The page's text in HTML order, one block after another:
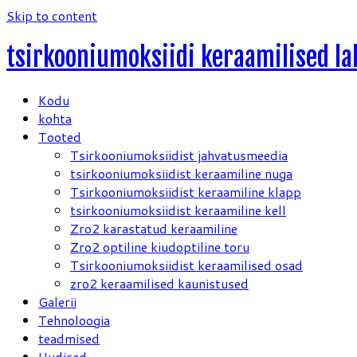
Skip to content
tsirkooniumoksiidi keraamilised
Kodu
kohta
Tooted
Tsirkooniumoksiidist jahvatusmeedia
tsirkooniumoksiidist keraamiline nuga
Tsirkooniumoksiidist keraamiline klapp
tsirkooniumoksiidist keraamiline kell
Zro2 karastatud keraamiline
Zro2 optiline kiudoptiline toru
Tsirkooniumoksiidist keraamilised osad
zro2 keraamilised kaunistused
Galerii
Tehnoloogia
teadmised